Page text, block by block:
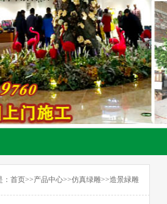
首页>>产品中心>>仿真绿雕>>造景緑雕